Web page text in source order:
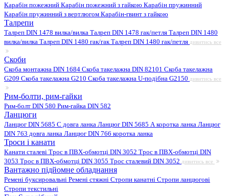
Карабін пожежний Карабін пожежний з гайкою Карабін пружинний
Карабін пружинний з вертлюгом Карабін-гвинт з гайкою
Талрепи
Талреп DIN 1478 вилка/вилка Талреп DIN 1478 гак/петля Талреп DIN 1480
вилка/вилка Талреп DIN 1480 гак/гакТалреп DIN 1480 гак/петля дивитись все
Скоби
Скоба монтажна DIN 1684 Скоба такелажна DIN 82101 Скоба такелажна
G209 Скоба такелажна G210 Скоба такелажна U-подібна G2150 дивитись все
Рим-болти, рим-гайки
Рим-болт DIN 580 Рим-гайка DIN 582
Ланцюги
Ланцюг DIN 5685 C довга ланка Ланцюг DIN 5685 А коротка ланка Ланцюг
DIN 763 довга ланка Ланцюг DIN 766 коротка ланка
Троси і канати
Канати сталеві Трос в ПВХ-обмотці DIN 3052 Трос в ПВХ-обмотці DIN
3053 Трос в ПВХ-обмотці DIN 3055 Трос сталевий DIN 3052 дивитись все
Вантажно підйомне обладнання
Ремені буксировальні Ремені стяжні Стропи канатні Стропи ланцюгові
Стропи текстильні